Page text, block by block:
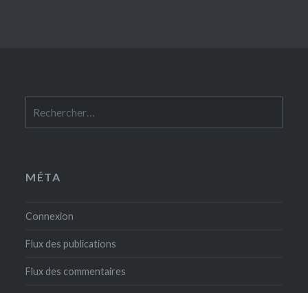
MÉTA
Connexion
Flux des publications
Flux des commentaires